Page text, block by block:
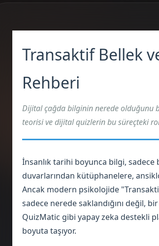
Transaktif Bellek
Rehberi
Dijital çağda bilginin nerede olduğunu
teorisi ve dijital quizlerin bu süreçteki
İnsanlık tarihi boyunca bilgi, sadece
duvarlarından kütüphanelere,
Ancak modern psikolojide
sadece nerede saklandığını değil,
QuizMatic gibi yapay zeka destekli
boyuta taşıyor.